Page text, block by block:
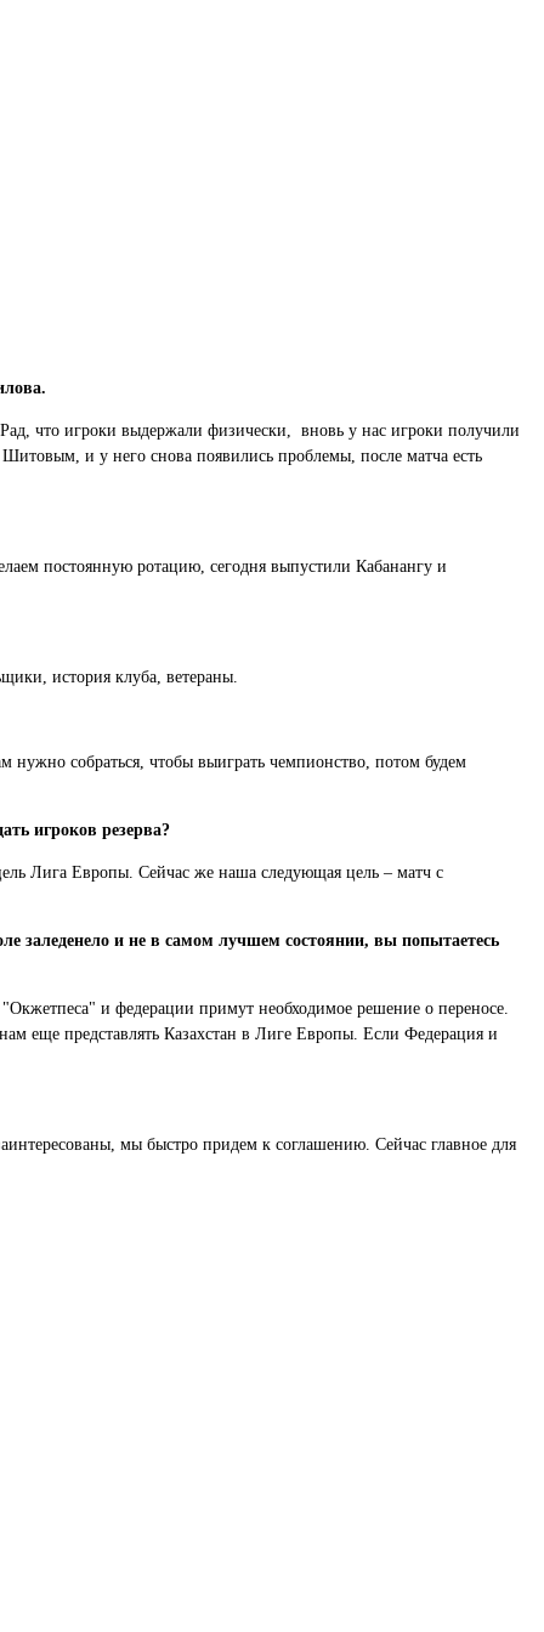
что игроки выдержали физически, вновь у нас игроки получили
и у него снова появились проблемы, после матча есть
постоянную ротацию, сегодня выпустили Кабанангу и
история клуба, ветераны.
собраться, чтобы выиграть чемпионство, потом будем
игроков резерва?
Лига Европы. Сейчас же наша следующая цель – матч с
заледенело и не в самом лучшем состоянии, вы попытаетесь
и федерации примут необходимое решение о переносе.
еще представлять Казахстан в Лиге Европы. Если Федерация и
мы быстро придем к соглашению. Сейчас главное для